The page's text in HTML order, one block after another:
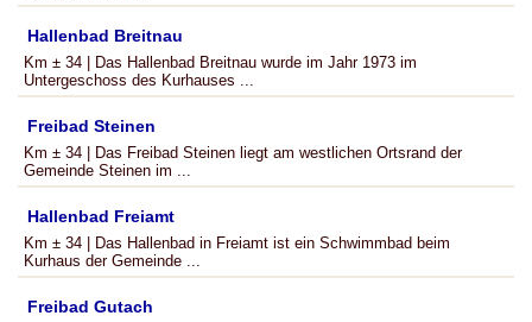
Hallenbad Breitnau
Km ± 34 | Das Hallenbad Breitnau wurde im Jahr 1973 im
Untergeschoss des Kurhauses ...
Freibad Steinen
Km ± 34 | Das Freibad Steinen liegt am westlichen Ortsrand der
Gemeinde Steinen im ...
Hallenbad Freiamt
Km ± 34 | Das Hallenbad in Freiamt ist ein Schwimmbad beim
Kurhaus der Gemeinde ...
Freibad Gutach